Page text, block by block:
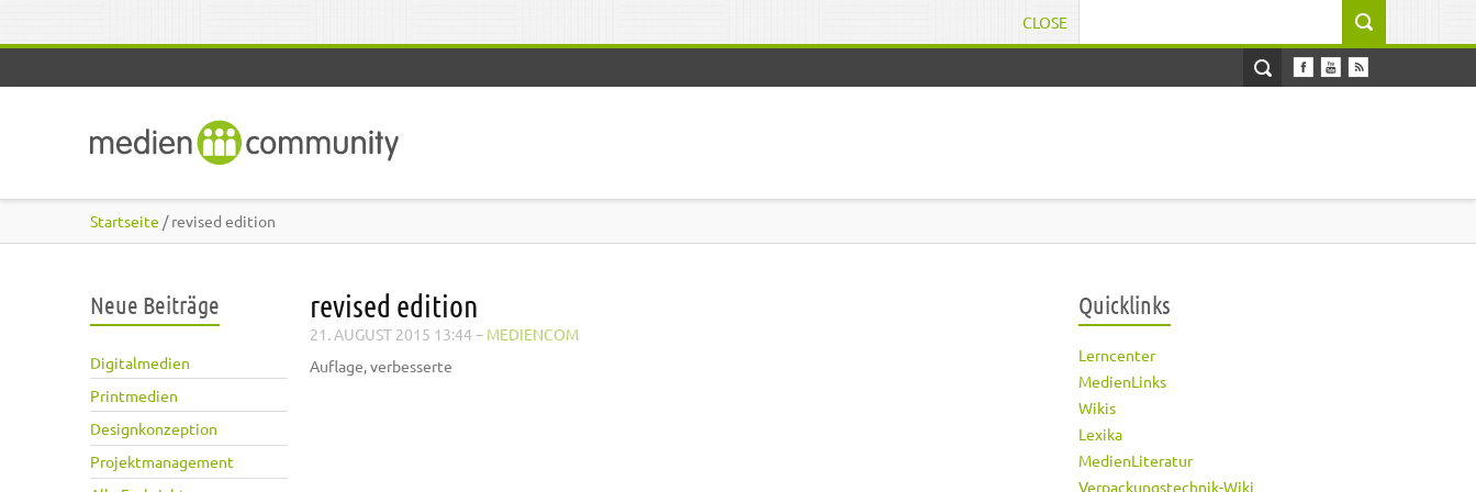
CLOSE
Startseite / revised edition
Neue Beiträge
Digitalmedien
Printmedien
Designkonzeption
Projektmanagement
revised edition
21. AUGUST 2015 13:44 – MEDIENCOM
Auflage, verbesserte
Quicklinks
Lerncenter
MedienLinks
Wikis
Lexika
MedienLiteratur
Verpackungstechnik-Wiki